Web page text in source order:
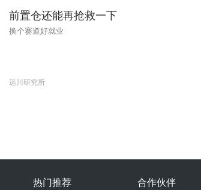
前置仓还能再抢救一下
换个赛道好就业
远川研究所
热门推荐 合作伙伴